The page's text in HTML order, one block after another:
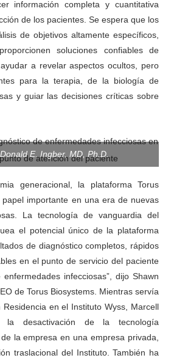
información completa y cuantitativa
de los pacientes. Se espera que los
de objetivos altamente específicos,
soluciones confiables de
a revelar aspectos ocultos, pero
para la terapia, de la biología de
y guiar las decisiones críticas sobre
Donald E. Ingber, MD, Ph.D.
generacional, la plataforma Torus
importante en una era de nuevas
La tecnología de vanguardia del
el potencial único de la plataforma
de diagnóstico completos, rápidos
en el punto de servicio del paciente
infecciosas”, dijo Shawn
de Torus Biosystems. Mientras servía
en el Instituto Wyss, Marcell
la desactivación de la tecnología
la empresa en una empresa privada,
traslacional del Instituto. También ha